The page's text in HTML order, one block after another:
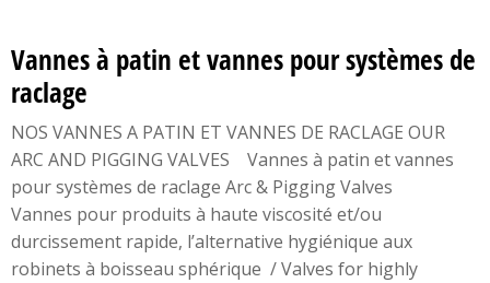
Vannes à patin et vannes pour systèmes de
raclage
NOS VANNES A PATIN ET VANNES DE RACLAGE OUR
ARC AND PIGGING VALVES Vannes à patin et vannes
pour systèmes de raclage Arc & Pigging Valves
Vannes pour produits à haute viscosité et/ou
durcissement rapide, l’alternative hygiénique aux
robinets à boisseau sphérique / Valves for highly